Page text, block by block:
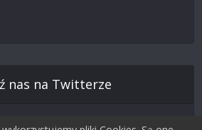
nas na Twitterze